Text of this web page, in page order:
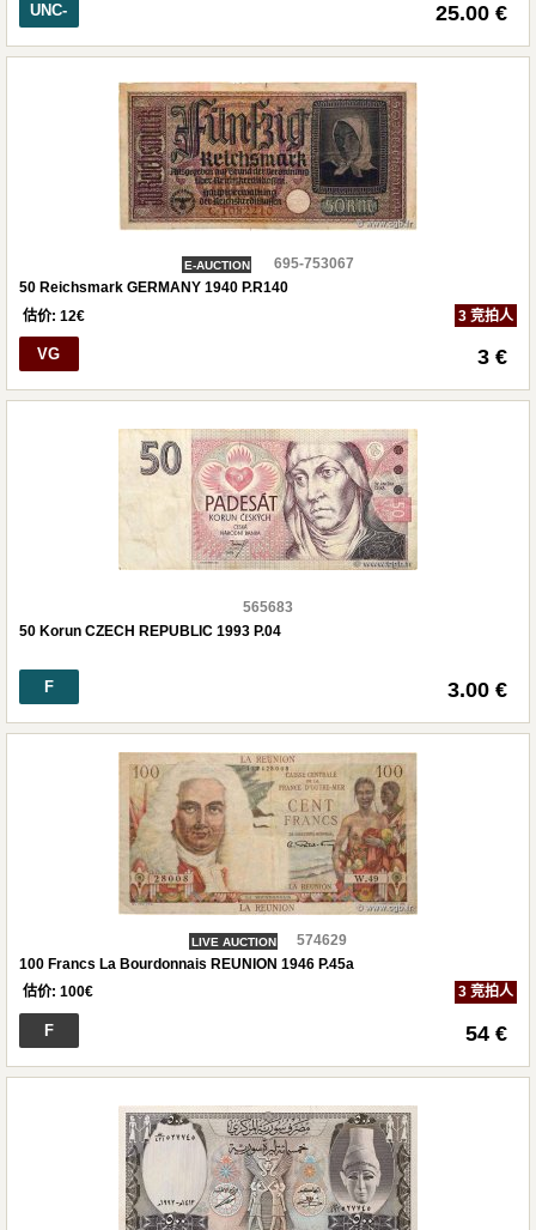
UNC- 25.00 €
E-AUCTION
695-753067
50 Reichsmark GERMANY 1940 P.R140
估价: 12€ 3 竞拍人
VG 3 €
565683
50 Korun CZECH REPUBLIC 1993 P.04
F 3.00 €
LIVE AUCTION
574629
100 Francs La Bourdonnais REUNION 1946 P.45a
估价: 100€ 3 竞拍人
F 54 €